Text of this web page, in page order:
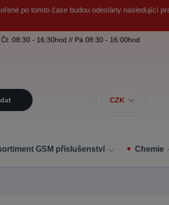
po tomto čase budou odeslány následující
CZK
Čt: 08:30 - 16:30hod // Pá 08:30 - 16:00hod
GSM příslušenství Chemie